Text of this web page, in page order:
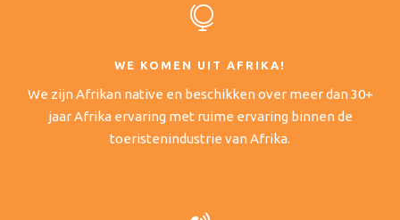
WE KOMEN UIT AFRIKA!
We zijn Afrikan native en beschikken over meer dan 30+
jaar Afrika ervaring met ruime ervaring binnen de
toeristenindustrie van Afrika.